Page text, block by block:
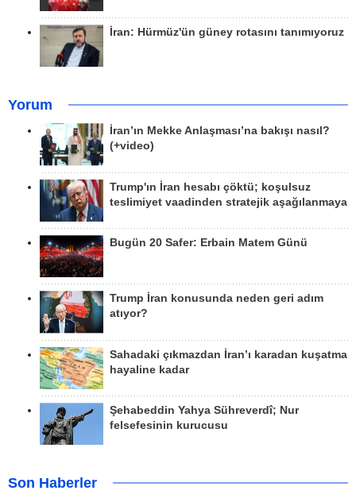
İran: Hürmüz'ün güney rotasını tanımıyoruz
Yorum
İran’ın Mekke Anlaşması’na bakışı nasıl?
(+video)
Trump'ın İran hesabı çöktü; koşulsuz
teslimiyet vaadinden stratejik aşağılanmaya
Bugün 20 Safer: Erbain Matem Günü
Trump İran konusunda neden geri adım
atıyor?
Sahadaki çıkmazdan İran’ı karadan kuşatma
hayaline kadar
Şehabeddin Yahya Sühreverdî; Nur
felsefesinin kurucusu
Son Haberler